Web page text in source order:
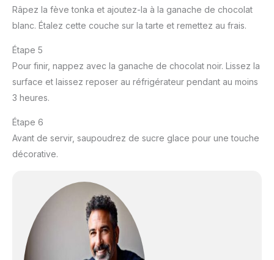
Râpez la fève tonka et ajoutez-la à la ganache de chocolat
blanc. Étalez cette couche sur la tarte et remettez au frais.
Étape 5
Pour finir, nappez avec la ganache de chocolat noir. Lissez la
surface et laissez reposer au réfrigérateur pendant au moins
3 heures.
Étape 6
Avant de servir, saupoudrez de sucre glace pour une touche
décorative.